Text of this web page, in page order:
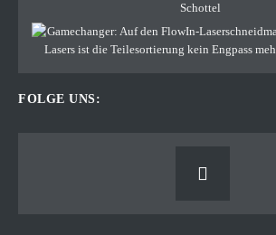
FOLGE UNS: